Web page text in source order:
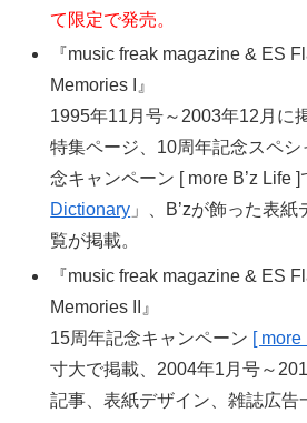
て限定で発売。
『music freak magazine & ES
Memories I』
1995年11月号～2003年12月に
特集ページ、10周年記念スペ
念キャンペーン [ more B’z Life ]
Dictionary 」、B’zが飾った表
覧が掲載。
『music freak magazine & ES
Memories II』
15周年記念キャンペーン [ more
寸大で掲載、2004年1月号～
記事、表紙デザイン、雑誌広告